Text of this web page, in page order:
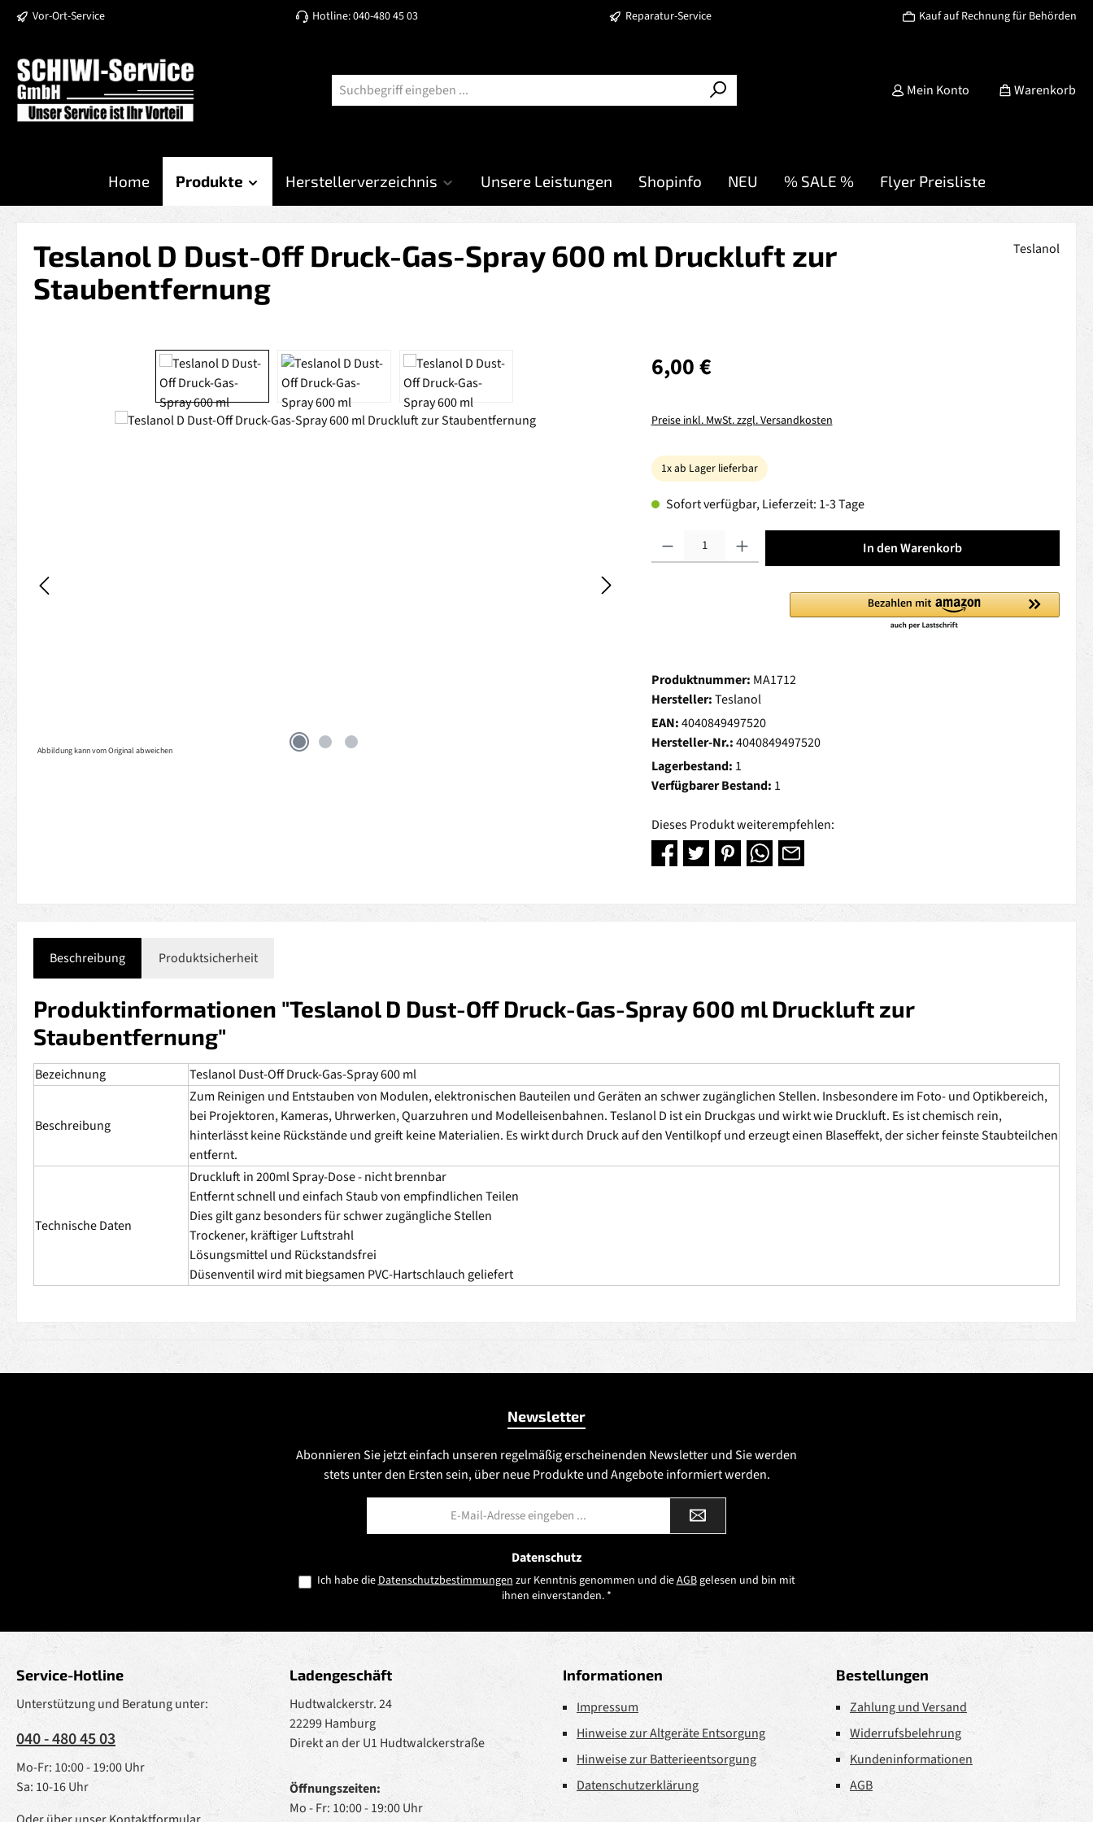
Hauptinhalt springen
Zur Suche springen
Zur Hauptnavigation springen
Vor-Ort-Service Hotline: 040-480 45 03 Reparatur-Service Kauf auf Rechnung für Behörden
Mein Konto Warenkorb
Home Produkte Herstellerverzeichnis Unsere Leistungen Shopinfo NEU % SALE % Flyer Preisliste
Teslanol D Dust-Off Druck-Gas-Spray 600 ml Druckluft zur
Staubentfernung
Teslanol
Bildergalerie überspringen
Abbildung kann vom Original abweichen
Regulärer Preis:
6,00 €
Preise inkl. MwSt. zzgl. Versandkosten
1x ab Lager lieferbar
Sofort verfügbar, Lieferzeit: 1-3 Tage
Produkt Anzahl: Gib den gewünschten Wert ein oder benutze die Schaltflächen um die
In den Warenkorb
Produktnummer: MA1712
Hersteller:Teslanol
EAN:4040849497520
Hersteller-Nr.:4040849497520
Lagerbestand: 1
Verfügbarer Bestand: 1
Dieses Produkt weiterempfehlen:
Beschreibung Produktsicherheit
Produktinformationen "Teslanol D Dust-Off Druck-Gas-Spray 600 ml Druckluft zur
Staubentfernung"
Bezeichnung Teslanol Dust-Off Druck-Gas-Spray 600 ml
Beschreibung
Zum Reinigen und Entstauben von Modulen, elektronischen Bauteilen und Geräten an schwer zugänglichen Stellen. Insbesondere im Foto- und Optikbereich,
bei Projektoren, Kameras, Uhrwerken, Quarzuhren und Modelleisenbahnen. Teslanol D ist ein Druckgas und wirkt wie Druckluft. Es ist chemisch rein,
hinterlässt keine Rückstände und greift keine Materialien. Es wirkt durch Druck auf den Ventilkopf und erzeugt einen Blaseffekt, der sicher feinste Staubteilchen
entfernt.
Technische Daten
Druckluft in 200ml Spray-Dose - nicht brennbar
Entfernt schnell und einfach Staub von empfindlichen Teilen
Dies gilt ganz besonders für schwer zugängliche Stellen
Trockener, kräftiger Luftstrahl
Lösungsmittel und Rückstandsfrei
Düsenventil wird mit biegsamen PVC-Hartschlauch geliefert
Newsletter
Abonnieren Sie jetzt einfach unseren regelmäßig erscheinenden Newsletter und Sie werden
stets unter den Ersten sein, über neue Produkte und Angebote informiert werden.
Datenschutz
Ich habe dieDatenschutzbestimmungenzur Kenntnis genommen und dieAGBgelesen und bin mit
ihnen einverstanden. *
Service-Hotline
Unterstützung und Beratung unter:
040 - 480 45 03
Mo-Fr: 10:00 - 19:00 Uhr
Sa: 10-16 Uhr
Ladengeschäft
Hudtwalckerstr. 24
22299 Hamburg
Direkt an der U1 Hudtwalckerstraße
Öffnungszeiten:
Mo - Fr: 10:00 - 19:00 Uhr
Informationen
Impressum
Hinweise zur Altgeräte Entsorgung
Hinweise zur Batterieentsorgung
Datenschutzerklärung
Bestellungen
Zahlung und Versand
Widerrufsbelehrung
Kundeninformationen
AGB